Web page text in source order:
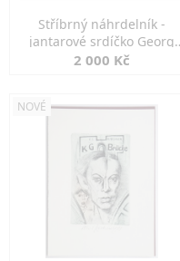
Stříbrný náhrdelník -
jantarové srdíčko Georg
Kramer
2 000 Kč
NOVÉ